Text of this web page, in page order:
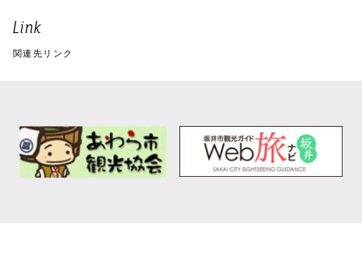
Link
関連先リンク